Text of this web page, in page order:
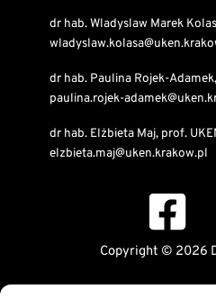
dr hab. Wladyslaw Marek
dr hab. Paulina Rojek-
paulina.rojek-
dr hab. Elżbieta Maj, prof.
elzbieta.maj@uken.krakow.pl
Copyright © 2026